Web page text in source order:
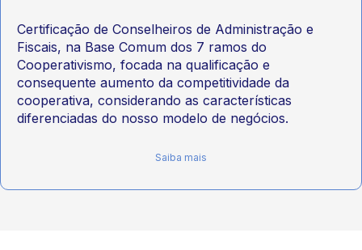
Certificação de Conselheiros de Administração e
Fiscais, na Base Comum dos 7 ramos do
Cooperativismo, focada na qualificação e
consequente aumento da competitividade da
cooperativa, considerando as características
diferenciadas do nosso modelo de negócios.
Saiba mais